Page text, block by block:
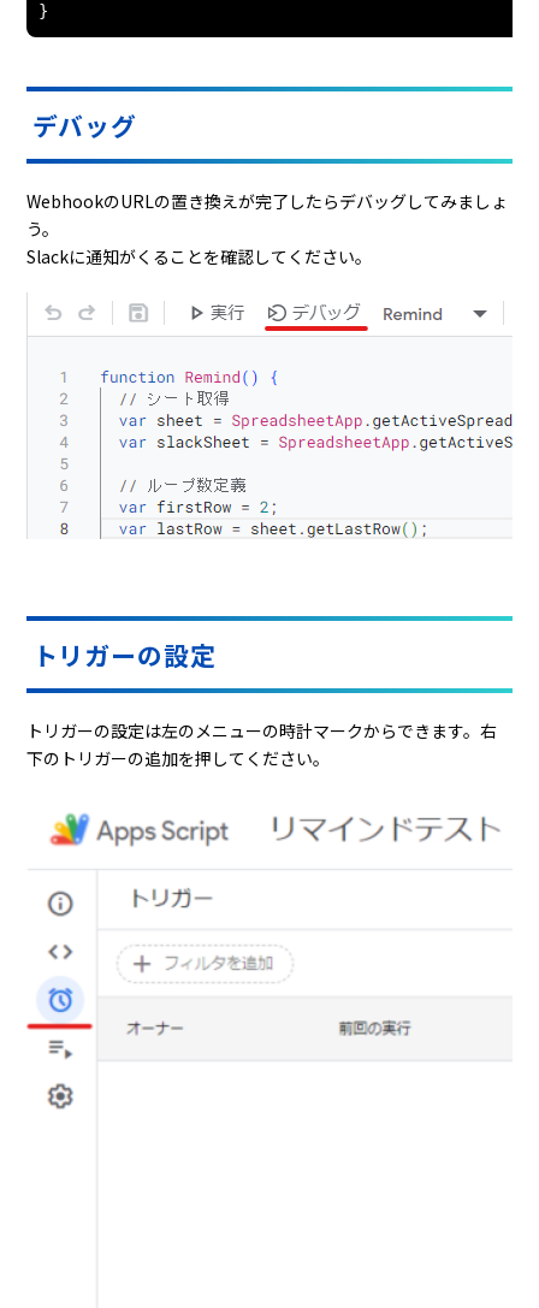
}
デバッグ
WebhookのURLの置き換えが完了したらデバッグしてみましょ
う。
Slackに通知がくることを確認してください。
トリガーの設定
トリガーの設定は左のメニューの時計マークからできます。右
下のトリガーの追加を押してください。